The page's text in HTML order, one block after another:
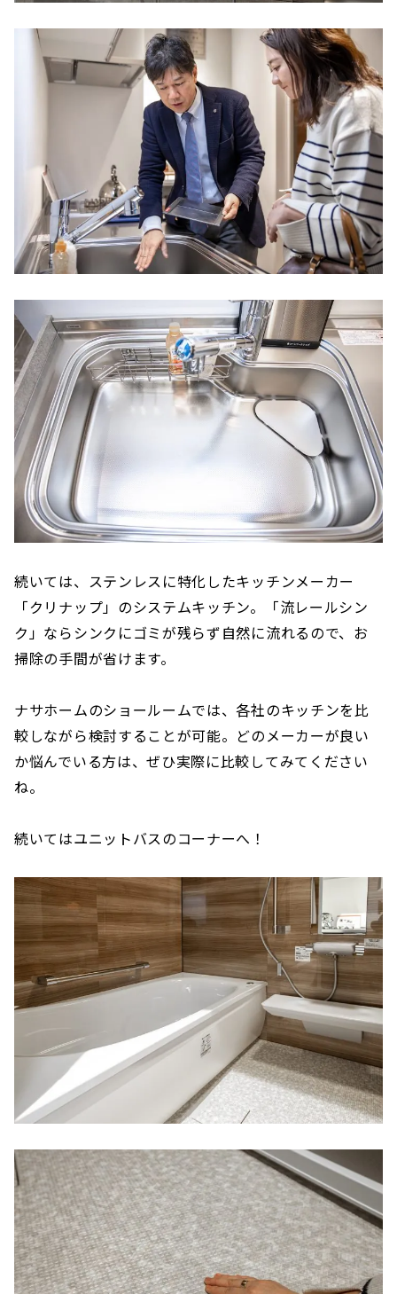
続いては、ステンレスに特化したキッチンメーカー
「クリナップ」のシステムキッチン。「流レールシン
ク」ならシンクにゴミが残らず自然に流れるので、お
掃除の手間が省けます。
ナサホームのショールームでは、各社のキッチンを比
較しながら検討することが可能。どのメーカーが良い
か悩んでいる方は、ぜひ実際に比較してみてください
ね。
続いてはユニットバスのコーナーへ！